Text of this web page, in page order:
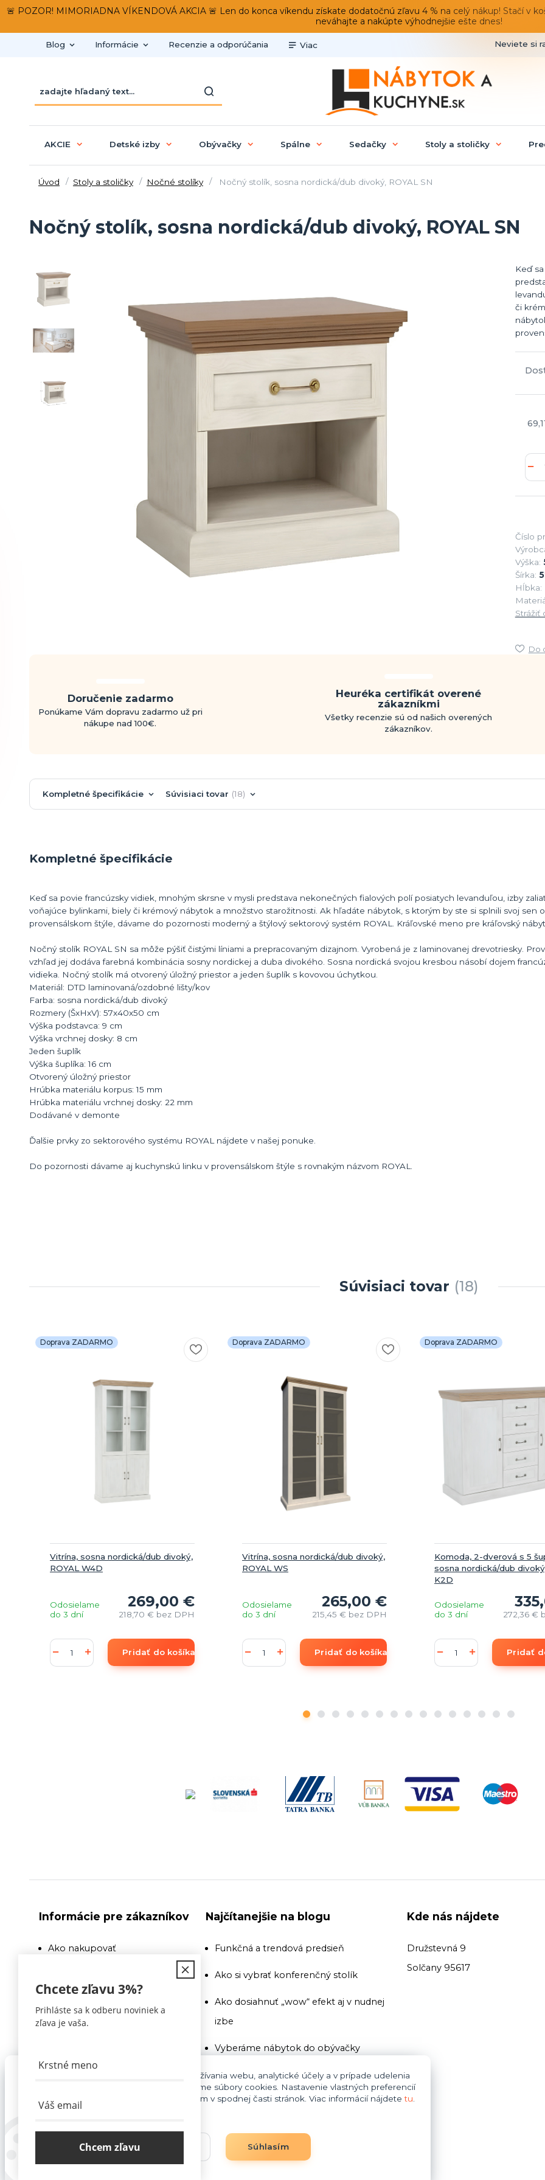
🚨 POZOR! MIMORIADNA VÍKENDOVÁ AKCIA 🚨 Len do konca víkendu získate dodatočnú zľavu 4 % na celý nákup! Stačí v
neváhajte a nakúpte výhodnejšie ešte dnes!
Blog Informácie Recenzie a odporúčania Viac Neviete si
AKCIE Detské izby Obývačky Spálne Sedačky Stoly a stoličky
Úvod Stoly a stoličky Nočné stolíky Nočný stolík, sosna nordická/dub divoký, ROYAL SN
Nočný stolík, sosna nordická/dub divoký, ROYAL SN
Keď
či
Číslo
Výška:
Šírka:
Hĺbka:
Strážiť
Do
Doručenie zadarmo
Ponúkame Vám dopravu zadarmo už pri
nákupe nad 100€.
Heuréka certifikát overené
zákazníkmi
Všetky recenzie sú od našich overených
zákazníkov.
Kompletné špecifikácie Súvisiaci tovar 18
Kompletné špecifikácie
Keď sa povie francúzsky vidiek, mnohým skrsne v mysli predstava nekonečných fialových polí posiatych levanduľou, izby
voňajúce bylinkami, biely či krémový nábytok a množstvo starožitnosti. Ak hľadáte nábytok, s ktorým by ste si splnili svoj sen
provensálskom štýle, dávame do pozornosti moderný a štýlový sektorový systém ROYAL. Kráľovské meno pre kráľovský
Nočný stolík ROYAL SN sa môže pýšiť čistými líniami a prepracovaným dizajnom. Vyrobená je z laminovanej drevotriesky.
vzhľad jej dodáva farebná kombinácia sosny nordickej a duba divokého. Sosna nordická svojou kresbou násobí dojem
vidieka. Nočný stolík má otvorený úložný priestor a jeden šuplík s kovovou úchytkou.
Materiál: DTD laminovaná/ozdobné lišty/kov
Farba: sosna nordická/dub divoký
Rozmery (ŠxHxV): 57x40x50 cm
Výška podstavca: 9 cm
Výška vrchnej dosky: 8 cm
Jeden šuplík
Výška šuplíka: 16 cm
Otvorený úložný priestor
Hrúbka materiálu korpus: 15 mm
Hrúbka materiálu vrchnej dosky: 22 mm
Dodávané v demonte
Ďalšie prvky zo sektorového systému ROYAL nájdete v našej ponuke.
Do pozornosti dávame aj kuchynskú linku v provensálskom štýle s rovnakým názvom ROYAL.
Súvisiaci tovar 18
Doprava ZADARMO
Vitrína, sosna nordická/dub divoký,
ROYAL W4D
269,00 €
218,70 € bez DPH
Odosielame
do 3 dní
Pridať do košíka
Doprava ZADARMO
Vitrína, sosna nordická/dub divoký,
ROYAL WS
265,00 €
215,45 € bez DPH
Odosielame
do 3 dní
Pridať do košíka
Doprava ZADARMO
Komoda, 2-dverová s 5
sosna nordická/dub
K2D
272,36 €
Odosielame
do 3 dní
Pridať
Informácie pre zákazníkov
Ako nakupovať
Obchodné podmienky
Blog
Najčítanejšie na blogu
Funkčná a trendová predsieň
Ako si vybrať konferenčný stolík
Ako dosiahnuť „wow“ efekt aj v nudnej
izbe
Vyberáme nábytok do obývačky
Ako si vybrať domácu knižnicu
Na toto si pri zariaďovani kúpeľne dajte
Vyberáme nábytok do obývačky
Kde nás nájdete
Družstevná 9
Solčany 95617
Pre základnú funkčnosť, spríjemnenie používania webu, analytické účely a v prípade udelenia
súhlasu aj na účely cielenia reklamy využívame súbory cookies. Nastavenie vlastných preferencií
cookies môžete kedykoľvek upraviť odkazom v spodnej časti stránok. Viac informácií nájdetetu
Súhlasím
Chcete zľavu 3%?
Prihláste sa k odberu noviniek a
zľava je vaša.
Chcem zľavu